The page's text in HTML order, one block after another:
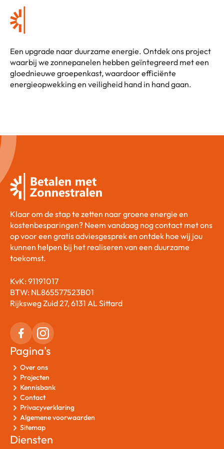
Een upgrade naar duurzame energie. Ontdek ons project
waarbij we zonnepanelen hebben geïntegreerd met een
gloednieuwe groepenkast, waardoor efficiënte
energieopwekking en veiligheid hand in hand gaan.
Klaar om de stap te zetten naar groene energie en
kostenbesparingen? Neem vandaag nog contact met ons
op voor een gratis adviesgesprek en ontdek hoe wij jou
kunnen helpen bij het realiseren van een duurzame
toekomst.
KvK: 91191017
BTW: NL865577523B01
Rijksweg Zuid 27, 6131 AL Sittard
Pagina's
Over ons
Projecten
Kennisbank
Contact
Privacyverklaring
Algemene voorwaarden
Sitemap
Diensten